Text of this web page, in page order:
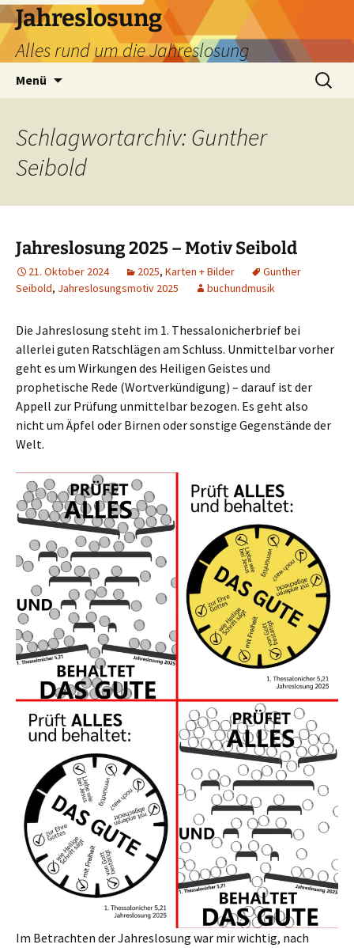
Zum
Inhalt
springen
Jahreslosung
Alles rund um die Jahreslosung
Menü
Suchen
nach:
Schlagwortarchiv: Gunther
Seibold
Jahreslosung 2025 – Motiv Seibold
21. Oktober 2024 2025, Karten + Bilder
Gunther
Seibold, Jahreslosungsmotiv 2025 buchundmusik
Die Jahreslosung steht im 1. Thessalonicherbrief bei
allerlei guten Ratschlägen am Schluss. Unmittelbar vorher
geht es um Wirkungen des Heiligen Geistes und
prophetische Rede (Wortverkündigung) – darauf ist der
Appell zur Prüfung unmittelbar bezogen. Es geht also
nicht um Äpfel oder Birnen oder sonstige Gegenstände der
Welt.
Im Betrachten der Jahreslosung war mir wichtig, nach